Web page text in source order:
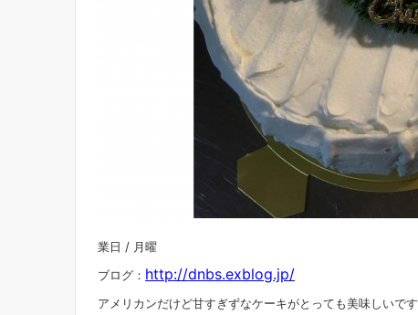
業日 / 月曜
ブログ： http://dnbs.exblog.jp/
アメリカンだけど甘すぎずなケーキがとっても美味しい